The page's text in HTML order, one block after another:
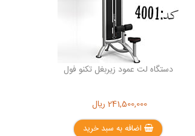
دستگاه لت عمود زیربغل تکنو فول
241,500,000 ریال
اضافه به سبد خرید